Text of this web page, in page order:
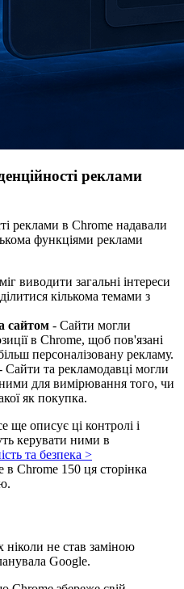
реклами
реклами в Chrome надавали
функціями реклами
виводити загальні інтереси
кількома темами з
сайтом - Сайти могли
в Chrome, щоб пов'язані
персоналізовану рекламу.
Сайти та рекламодавці могли
для вимірювання того, чи
як покупка.
ще описує ці контролі і
керувати ними в
та безпека >
в Chrome 150 ця сторінка
ніколи не став заміною
Google.